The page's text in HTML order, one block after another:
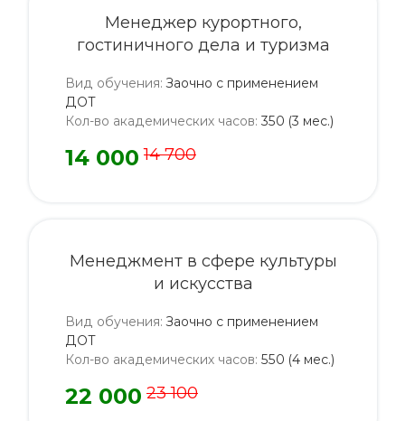
Менеджер курортного,
гостиничного дела и туризма
Вид обучения: Заочно с применением
ДОТ
Кол-во академических часов: 350 (3 мес.)
14 000 14 700
Менеджмент в сфере культуры
и искусства
Вид обучения: Заочно с применением
ДОТ
Кол-во академических часов: 550 (4 мес.)
22 000 23 100